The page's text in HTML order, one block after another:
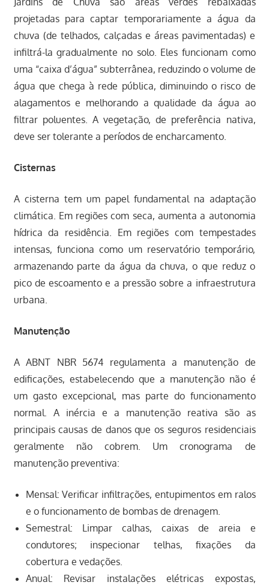
projetadas para captar temporariamente a água da
chuva (de telhados, calçadas e áreas pavimentadas) e
infiltrá-la gradualmente no solo. Eles funcionam como
uma “caixa d’água” subterrânea, reduzindo o volume de
água que chega à rede pública, diminuindo o risco de
alagamentos e melhorando a qualidade da água ao
filtrar poluentes. A vegetação, de preferência nativa,
deve ser tolerante a períodos de encharcamento.
Cisternas
A cisterna tem um papel fundamental na adaptação
climática. Em regiões com seca, aumenta a autonomia
hídrica da residência. Em regiões com tempestades
intensas, funciona como um reservatório temporário,
armazenando parte da água da chuva, o que reduz o
pico de escoamento e a pressão sobre a infraestrutura
urbana.
Manutenção
A ABNT NBR 5674 regulamenta a manutenção de
edificações, estabelecendo que a manutenção não é
um gasto excepcional, mas parte do funcionamento
normal. A inércia e a manutenção reativa são as
principais causas de danos que os seguros residenciais
geralmente não cobrem. Um cronograma de
manutenção preventiva:
Mensal: Verificar infiltrações, entupimentos em ralos
e o funcionamento de bombas de drenagem.
Semestral: Limpar calhas, caixas de areia e
condutores; inspecionar telhas, fixações da
cobertura e vedações.
Anual: Revisar instalações elétricas expostas,